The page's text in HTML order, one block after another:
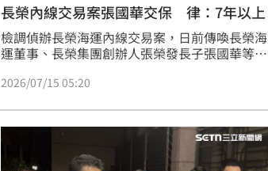
長榮內線交易案張國華交保 律：7年以上
檢調偵辦長榮海運內線交易案，日前傳喚長榮海
運董事、長榮集團創辦人張榮發長子張國華等人
出境、出海、住居。全案最初的檢舉人，律師林
刑責門檻，若罪名成立，為7年以上有期徒刑之
罪。
2026/07/15 05:20